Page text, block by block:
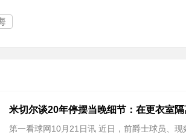
米切尔谈20年停摆当晚细节：在更衣室
第一看球网10月21日讯 近日，前爵士球员、